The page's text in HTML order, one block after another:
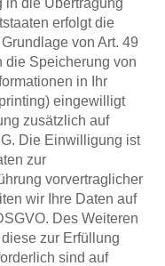
erfolgt die
von Art. 49
die Speicherung von
in Ihr
eingewilligt
zusätzlich auf
Die Einwilligung ist
zur
vorvertraglicher
wir Ihre Daten auf
Des Weiteren
zur Erfüllung
sind auf